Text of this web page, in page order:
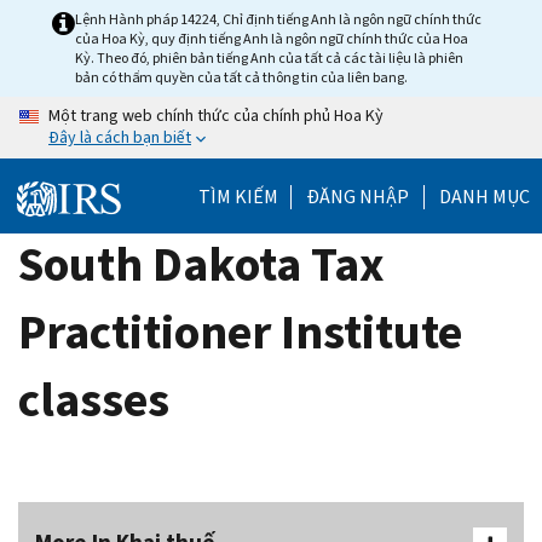
Lệnh Hành pháp 14224, Chỉ định tiếng Anh là ngôn ngữ chính thức
của Hoa Kỳ, quy định tiếng Anh là ngôn ngữ chính thức của Hoa
Kỳ. Theo đó, phiên bản tiếng Anh của tất cả các tài liệu là phiên
bản có thẩm quyền của tất cả thông tin của liên bang.
Một trang web chính thức của chính phủ Hoa Kỳ
Đây là cách bạn biết
TÌM KIẾM ĐĂNG NHẬP DANH MỤC
South Dakota Tax
Practitioner Institute
classes